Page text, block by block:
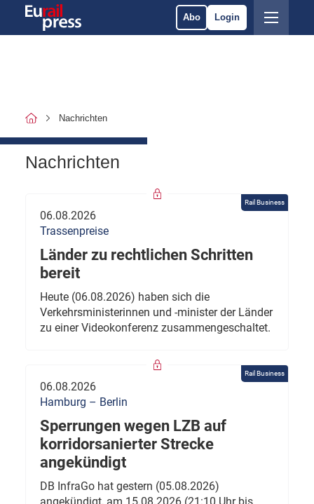
Abo Login
Nachrichten
Nachrichten
Rail Business
06.08.2026
Trassenpreise
Länder zu rechtlichen Schritten
bereit
Heute (06.08.2026) haben sich die
Verkehrsministerinnen und -minister der Länder
zu einer Videokonferenz zusammengeschaltet.
Rail Business
06.08.2026
Hamburg – Berlin
Sperrungen wegen LZB auf
korridorsanierter Strecke
angekündigt
DB InfraGo hat gestern (05.08.2026)